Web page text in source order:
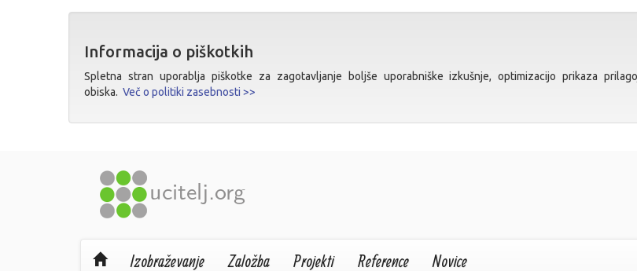
Informacija o piškotkih
Spletna stran uporablja piškotke za zagotavljanje boljše uporabniške izkušnje, optimizacijo prikaza
obiska. Več o politiki zasebnosti >>
Izobraževanje Založba Projekti Reference Novice